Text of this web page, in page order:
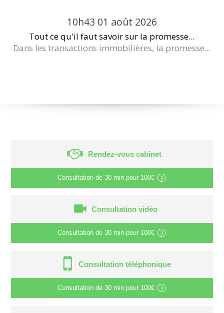
10h43 01 août 2026
Tout ce qu'il faut savoir sur la promesse...
Dans les transactions immobilières, la promesse...
Rendez-vous cabinet
Consultation de 30 min pour 100€
Consultation vidéo
Consultation de 30 min pour 100€
Consultation téléphonique
Consultation de 30 min pour 100€